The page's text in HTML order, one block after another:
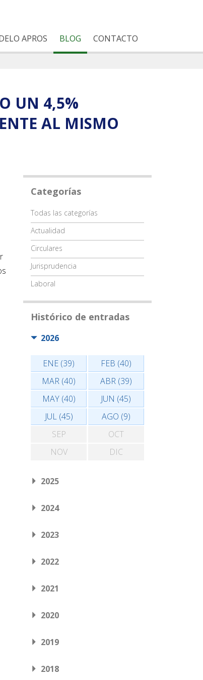
APROS BLOG CONTACTO
UN 4,5%
AL MISMO
Categorías
Categoría
Todas las categorías
Actualidad
Circulares
Jurisprudencia
Laboral
Histórico de entradas
2026
ENE (39)
FEB (40)
MAR (40)
ABR (39)
MAY (40)
JUN (45)
JUL (45)
AGO (9)
SEP
OCT
NOV
DIC
2025
2024
2023
2022
2021
2020
2019
2018